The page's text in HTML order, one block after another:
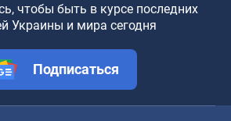
чтобы быть в курсе последних
Украины и мира сегодня
Подписаться